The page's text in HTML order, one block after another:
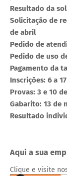
Resultado da
Solicitação de
de abril
Pedido de
Pedido de uso
Pagamento da
Inscrições: 6 a
Provas: 3 e 10
Gabarito: 13 de
Resultado
Aqui a sua
Clique e visite